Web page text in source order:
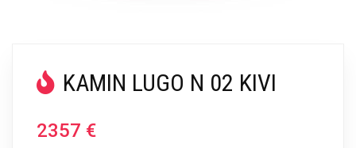
KAMIN LUGO N 02 KIVI
2357 €